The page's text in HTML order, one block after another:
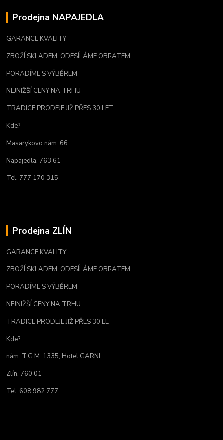
Prodejna NAPAJEDLA
GARANCE KVALITY
ZBOŽÍ SKLADEM, ODESÍLÁME OBRATEM
PORADÍME S VÝBĚREM
NEJNIŽŠÍ CENY NA TRHU
TRADICE PRODEJE JIŽ PŘES 30 LET
Kde?
Masarykovo nám. 66
Napajedla, 763 61
Tel. 777 170 315
Prodejna ZLÍN
GARANCE KVALITY
ZBOŽÍ SKLADEM, ODESÍLÁME OBRATEM
PORADÍME S VÝBĚREM
NEJNIŽŠÍ CENY NA TRHU
TRADICE PRODEJE JIŽ PŘES 30 LET
Kde?
nám. T.G.M. 1335, Hotel GARNI
Zlín, 760 01
Tel. 608 982 777